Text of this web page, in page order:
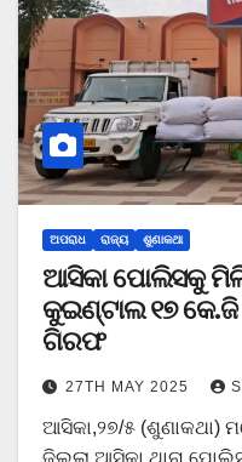
ଅପରାଧ ରାଜ୍ୟ ଶୁଣାକଥା
ଆସିକା ପୋଲିସକୁ
କୁଇଣ୍ଟାଲ ୧୭
ଗିରଫ
27TH MAY 2025
ଆସିକା,୨୭/୫ (ଶୁଣାକଥା)
ଜିଲ୍ଲା ଆସିକା ଥାନା